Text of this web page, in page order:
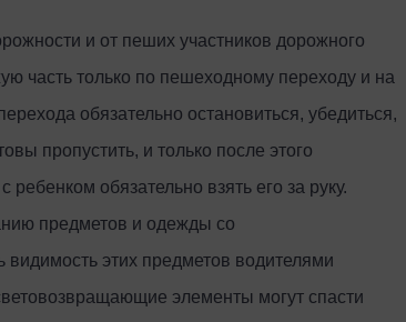
и от пеших участников дорожного
часть только по пешеходному переходу и на
обязательно остановиться, убедиться,
пропустить, и только после этого
обязательно взять его за руку.
предметов и одежды со
этих предметов водителями
элементы могут спасти